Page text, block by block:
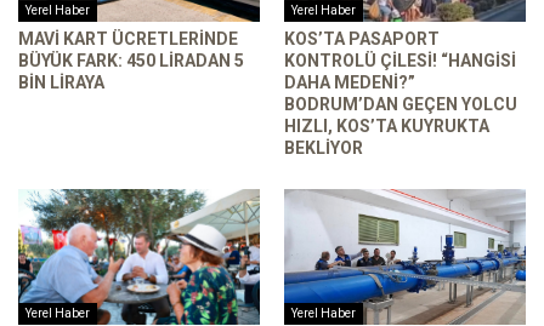
Yerel Haber
MAVI KART ÜCRETLERINDE
BÜYÜK FARK: 450 LIRADAN 5
BIN LIRAYA
Yerel Haber
KOS’TA PASAPORT
KONTROLÜ ÇILESI! “HANGISI
DAHA MEDENI?”
BODRUM’DAN GEÇEN YOLCU
HIZLI, KOS’TA KUYRUKTA
BEKLIYOR
Yerel Haber Yerel Haber